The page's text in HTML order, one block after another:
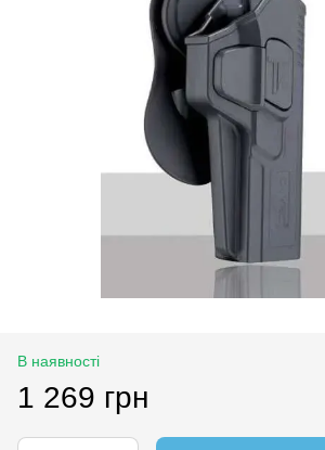
В наявності
1 269 грн